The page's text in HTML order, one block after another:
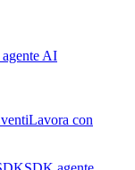
AI
Lavora con